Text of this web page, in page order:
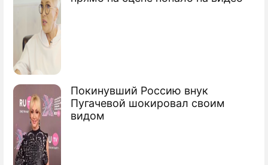
Покинувший Россию внук
Пугачевой шокировал своим
видом